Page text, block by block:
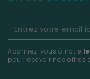
Entrez
votre
email
Abonnez-vous à notre
pour recevoir nos offres